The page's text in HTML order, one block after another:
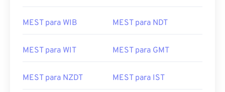
MEST para WIB MEST para NDT
MEST para WIT MEST para GMT
MEST para NZDT MEST para IST